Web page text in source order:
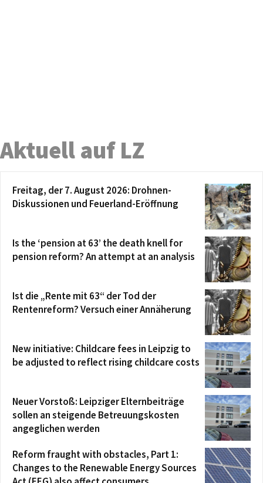
Aktuell auf LZ
Freitag, der 7. August 2026: Drohnen-
Diskussionen und Feuerland-Eröffnung
Is the ‘pension at 63’ the death knell for
pension reform? An attempt at an analysis
Ist die „Rente mit 63“ der Tod der
Rentenreform? Versuch einer Annäherung
New initiative: Childcare fees in Leipzig to
be adjusted to reflect rising childcare costs
Neuer Vorstoß: Leipziger Elternbeiträge
sollen an steigende Betreuungskosten
angeglichen werden
Reform fraught with obstacles, Part 1:
Changes to the Renewable Energy Sources